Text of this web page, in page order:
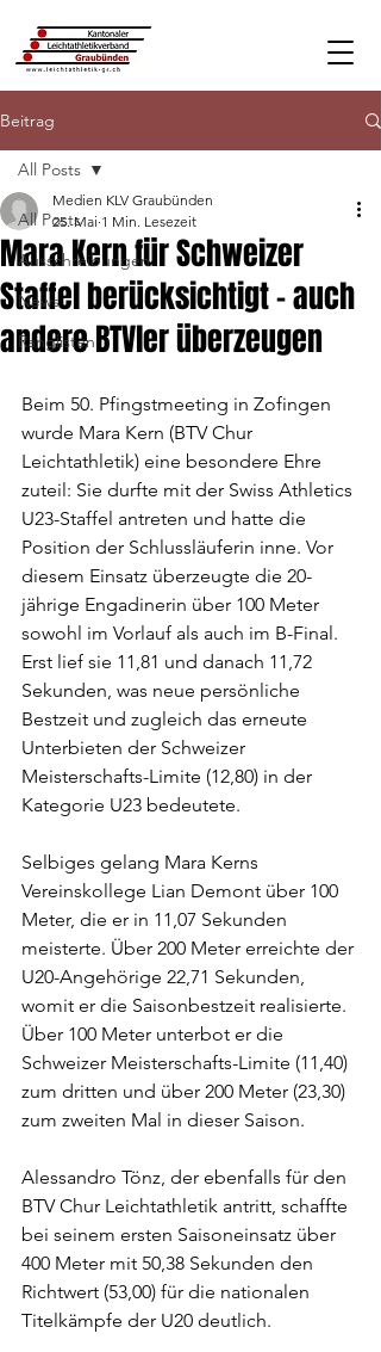
Beitrag
All Posts
Ausschreibungen
News
Ranglisten
All Posts
Mara Kern für Schweizer
Staffel berücksichtigt – auch
andere BTVler überzeugen
Medien KLV Graubünden
25. Mai 1 Min. Lesezeit
Beim 50. Pfingstmeeting in Zofingen
wurde Mara Kern (BTV Chur
Leichtathletik) eine besondere Ehre
zuteil: Sie durfte mit der Swiss Athletics
U23-Staffel antreten und hatte die
Position der Schlussläuferin inne. Vor
diesem Einsatz überzeugte die 20-
jährige Engadinerin über 100 Meter
sowohl im Vorlauf als auch im B-Final.
Erst lief sie 11,81 und danach 11,72
Sekunden, was neue persönliche
Bestzeit und zugleich das erneute
Unterbieten der Schweizer
Meisterschafts-Limite (12,80) in der
Kategorie U23 bedeutete.
Selbiges gelang Mara Kerns
Vereinskollege Lian Demont über 100
Meter, die er in 11,07 Sekunden
meisterte. Über 200 Meter erreichte der
U20-Angehörige 22,71 Sekunden,
womit er die Saisonbestzeit realisierte.
Über 100 Meter unterbot er die
Schweizer Meisterschafts-Limite (11,40)
zum dritten und über 200 Meter (23,30)
zum zweiten Mal in dieser Saison.
Alessandro Tönz, der ebenfalls für den
BTV Chur Leichtathletik antritt, schaffte
bei seinem ersten Saisoneinsatz über
400 Meter mit 50,38 Sekunden den
Richtwert (53,00) für die nationalen
Titelkämpfe der U20 deutlich.